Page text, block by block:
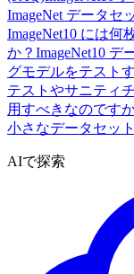
ImageNet データセ
ImageNet10 には何
か？ ImageNet10 デ
グモデルをテスト
テストやサニティ
用すべきなのです
小さなデータセッ
AIで探索